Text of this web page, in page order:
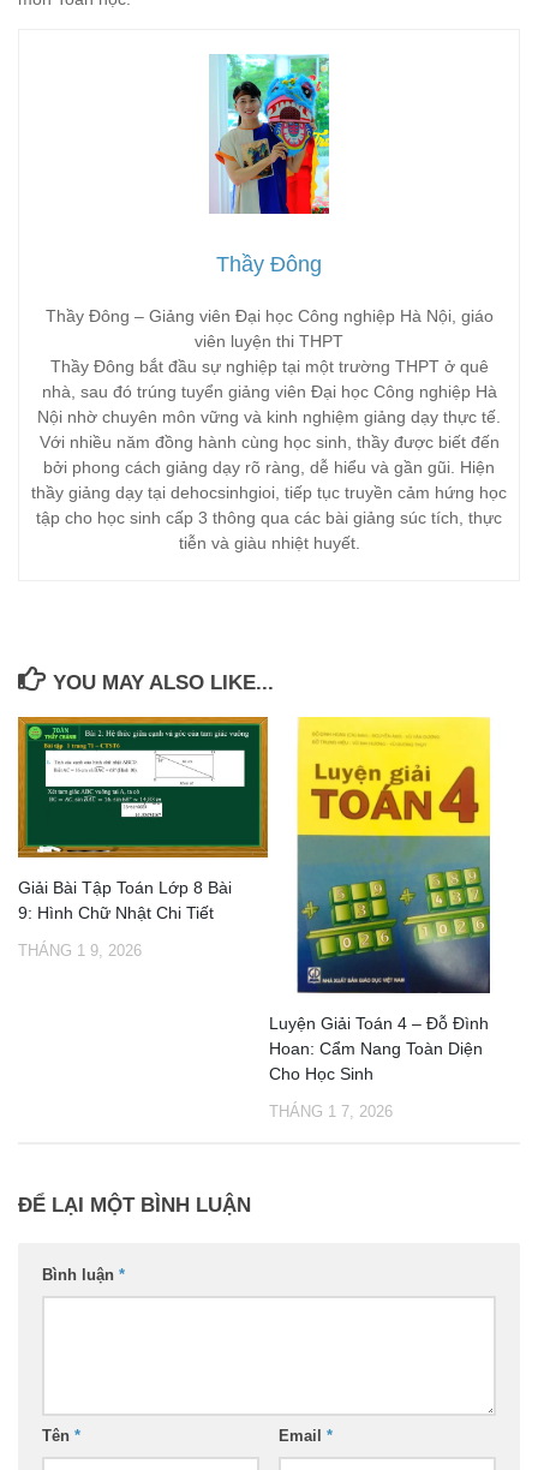
Thầy Đông
Thầy Đông – Giảng viên Đại học Công nghiệp Hà Nội, giáo
viên luyện thi THPT
Thầy Đông bắt đầu sự nghiệp tại một trường THPT ở quê
nhà, sau đó trúng tuyển giảng viên Đại học Công nghiệp Hà
Nội nhờ chuyên môn vững và kinh nghiệm giảng dạy thực tế.
Với nhiều năm đồng hành cùng học sinh, thầy được biết đến
bởi phong cách giảng dạy rõ ràng, dễ hiểu và gần gũi. Hiện
thầy giảng dạy tại dehocsinhgioi, tiếp tục truyền cảm hứng học
tập cho học sinh cấp 3 thông qua các bài giảng súc tích, thực
tiễn và giàu nhiệt huyết.
YOU MAY ALSO LIKE...
Giải Bài Tập Toán Lớp 8 Bài
9: Hình Chữ Nhật Chi Tiết
THÁNG 1 9, 2026
Luyện Giải Toán 4 – Đỗ Đình
Hoan: Cẩm Nang Toàn Diện
Cho Học Sinh
THÁNG 1 7, 2026
ĐỂ LẠI MỘT BÌNH LUẬN
Bình luận *
Tên * Email *